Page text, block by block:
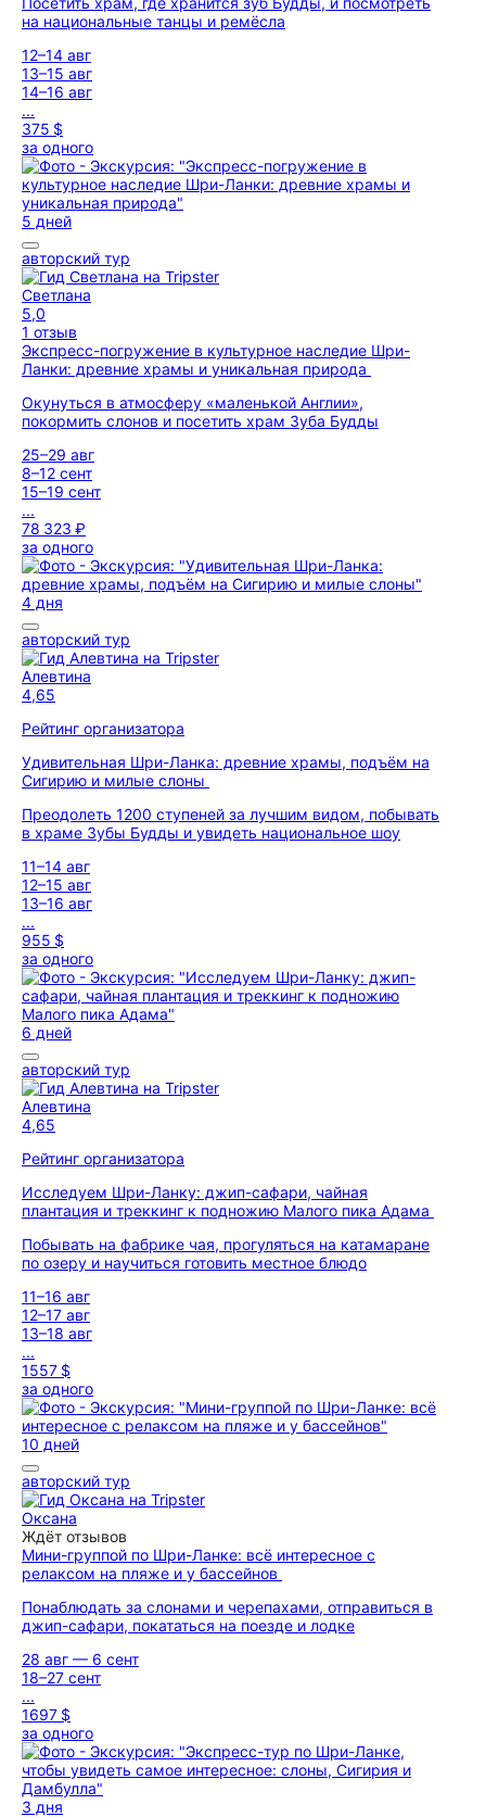
на национальные танцы и ремёсла
12–14 авг
13–15 авг
14–16 авг
...
375 $
за одного
5 дней
авторский тур
Светлана
5,0
1 отзыв
Экспресс-погружение в культурное наследие Шри-
Ланки: древние храмы и уникальная природа
Окунуться в атмосферу «маленькой Англии»,
покормить слонов и посетить храм Зуба Будды
25–29 авг
8–12 сент
15–19 сент
...
78 323 ₽
за одного
4 дня
авторский тур
Алевтина
4,65
Рейтинг организатора
Удивительная Шри-Ланка: древние храмы, подъём на
Сигирию и милые слоны
Преодолеть 1200 ступеней за лучшим видом, побывать
в храме Зубы Будды и увидеть национальное шоу
11–14 авг
12–15 авг
13–16 авг
...
955 $
за одного
6 дней
авторский тур
Алевтина
4,65
Рейтинг организатора
Исследуем Шри-Ланку: джип-сафари, чайная
плантация и треккинг к подножию Малого пика Адама
Побывать на фабрике чая, прогуляться на катамаране
по озеру и научиться готовить местное блюдо
11–16 авг
12–17 авг
13–18 авг
...
1557 $
за одного
10 дней
авторский тур
Оксана
Ждёт отзывов
Мини-группой по Шри-Ланке: всё интересное с
релаксом на пляже и у бассейнов
Понаблюдать за слонами и черепахами, отправиться в
джип-сафари, покататься на поезде и лодке
28 авг — 6 сент
18–27 сент
...
1697 $
за одного
3 дня